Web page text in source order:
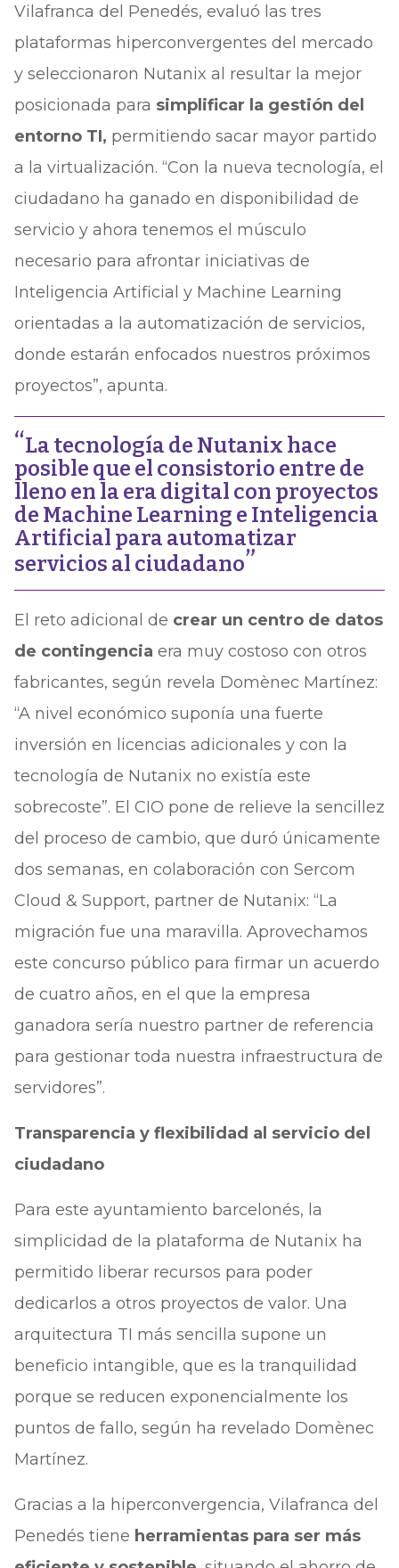
Vilafranca del Penedés, evaluó las tres
plataformas hiperconvergentes del mercado
y seleccionaron Nutanix al resultar la mejor
posicionada para simplificar la gestión del
entorno TI, permitiendo sacar mayor partido
a la virtualización. “Con la nueva tecnología, el
ciudadano ha ganado en disponibilidad de
servicio y ahora tenemos el músculo
necesario para afrontar iniciativas de
Inteligencia Artificial y Machine Learning
orientadas a la automatización de servicios,
donde estarán enfocados nuestros próximos
proyectos”, apunta.
La tecnología de Nutanix hace
posible que el consistorio entre de
lleno en la era digital con proyectos
de Machine Learning e Inteligencia
Artificial para automatizar
servicios al ciudadano
El reto adicional de crear un centro de datos
de contingencia era muy costoso con otros
fabricantes, según revela Domènec Martínez:
“A nivel económico suponía una fuerte
inversión en licencias adicionales y con la
tecnología de Nutanix no existía este
sobrecoste”. El CIO pone de relieve la sencillez
del proceso de cambio, que duró únicamente
dos semanas, en colaboración con Sercom
Cloud & Support, partner de Nutanix: “La
migración fue una maravilla. Aprovechamos
este concurso público para firmar un acuerdo
de cuatro años, en el que la empresa
ganadora sería nuestro partner de referencia
para gestionar toda nuestra infraestructura de
servidores”.
Transparencia y flexibilidad al servicio del
ciudadano
Para este ayuntamiento barcelonés, la
simplicidad de la plataforma de Nutanix ha
permitido liberar recursos para poder
dedicarlos a otros proyectos de valor. Una
arquitectura TI más sencilla supone un
beneficio intangible, que es la tranquilidad
porque se reducen exponencialmente los
puntos de fallo, según ha revelado Domènec
Martínez.
Gracias a la hiperconvergencia, Vilafranca del
Penedés tiene herramientas para ser más